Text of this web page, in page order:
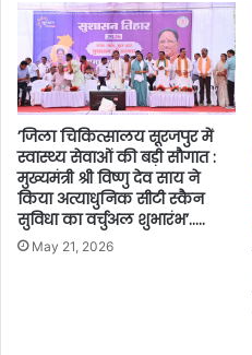
’जिला चिकित्सालय सूरजपुर में
स्वास्थ्य सेवाओं की बड़ी सौगात :
मुख्यमंत्री श्री विष्णु देव साय ने
किया अत्याधुनिक सीटी स्कैन
सुविधा का वर्चुअल शुभारंभ’…..
May 21, 2026